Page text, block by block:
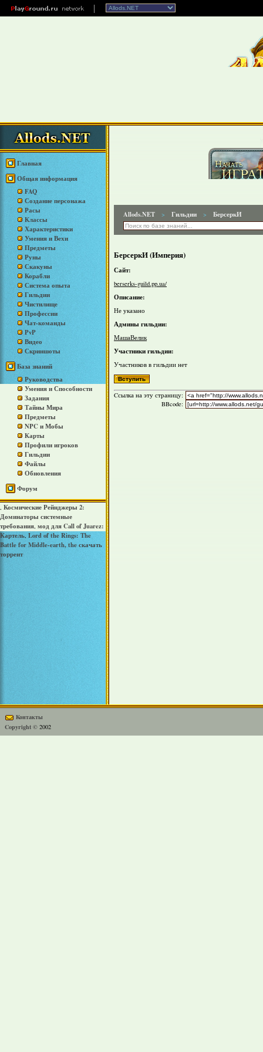
Главная
Общая информация
FAQ
Создание персонажа
Расы
Классы
Характеристики
Умения и Вехи
Предметы
Руны
Скакуны
Корабли
Система опыта
Гильдии
Чистилище
Профессии
Чат-команды
PvP
Видео
Скриншоты
База знаний
Руководства
Умения и Способности
Задания
Тайны Мира
Предметы
NPC и Мобы
Карты
Профили игроков
Гильдии
Файлы
Обновления
Форум
, Космические Рейнджеры 2:
Доминаторы системные
требования, мод для Call of Juarez:
Картель, Lord of the Rings: The
Battle for Middle-earth, the скачать
торрент
Allods.NET > Гильдии > БерсеркИ
БерсеркИ (Империя)
Сайт:
berserks-guild.pp.ua/
Описание:
Не указано
Админы гильдии:
МашаВелик
Участники гильдии:
Участников в гильдии нет
Cсылка на эту страницу:
BBcode:
Контакты
Copyright © 2002